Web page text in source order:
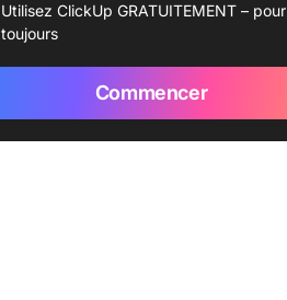
Utilisez ClickUp GRATUITEMENT – pour
toujours
Commencer